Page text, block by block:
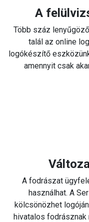
A
Több száz
talál az online
logókészítő
amennyit csak
A fodrászat
használhat. A
kölcsönözhet
hivatalos